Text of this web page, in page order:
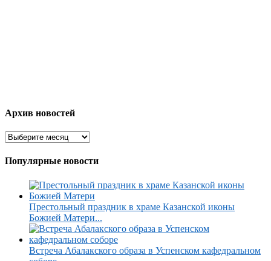
Архив новостей
Популярные новости
Престольный праздник в храме Казанской иконы
Божией Матери...
Встреча Абалакского образа в Успенском кафедральном